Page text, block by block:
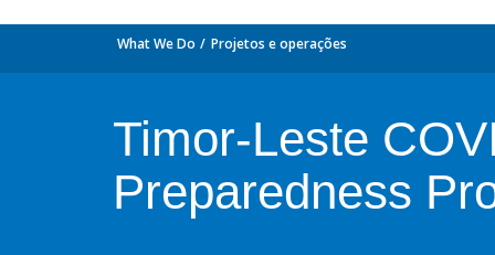
What We Do Projetos e operações
Timor-Leste
Preparedness